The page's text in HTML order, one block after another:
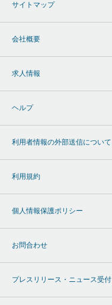
サイトマップ
会社概要
求人情報
ヘルプ
利用者情報の外部送信について
利用規約
個人情報保護ポリシー
お問合わせ
プレスリリース・ニュース受付